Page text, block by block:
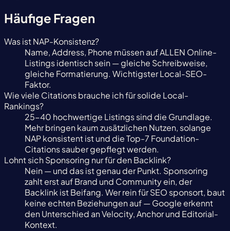
Häufige Fragen
Was ist NAP-Konsistenz?
Name, Address, Phone müssen auf ALLEN Online-
Listings identisch sein — gleiche Schreibweise,
gleiche Formatierung. Wichtigster Local-SEO-
Faktor.
Wie viele Citations brauche ich für solide Local-
Rankings?
25-40 hochwertige Listings sind die Grundlage.
Mehr bringen kaum zusätzlichen Nutzen, solange
NAP konsistent ist und die Top-7 Foundation-
Citations sauber gepflegt werden.
Lohnt sich Sponsoring nur für den Backlink?
Nein — und das ist genau der Punkt. Sponsoring
zahlt erst auf Brand und Community ein, der
Backlink ist Beifang. Wer rein für SEO sponsort, baut
keine echten Beziehungen auf — Google erkennt
den Unterschied an Velocity, Anchor und Editorial-
Kontext.